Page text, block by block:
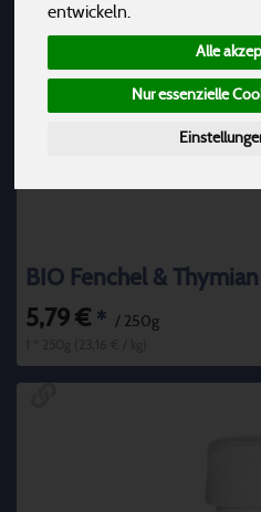
entwickeln.
Alle
Nur essenzielle
BIO Fenchel &
5,79 € * / 250g